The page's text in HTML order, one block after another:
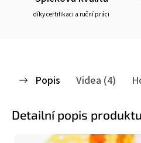
díky certifikaci a ruční práci
Popis Videa (4)
Detailní popis produktu